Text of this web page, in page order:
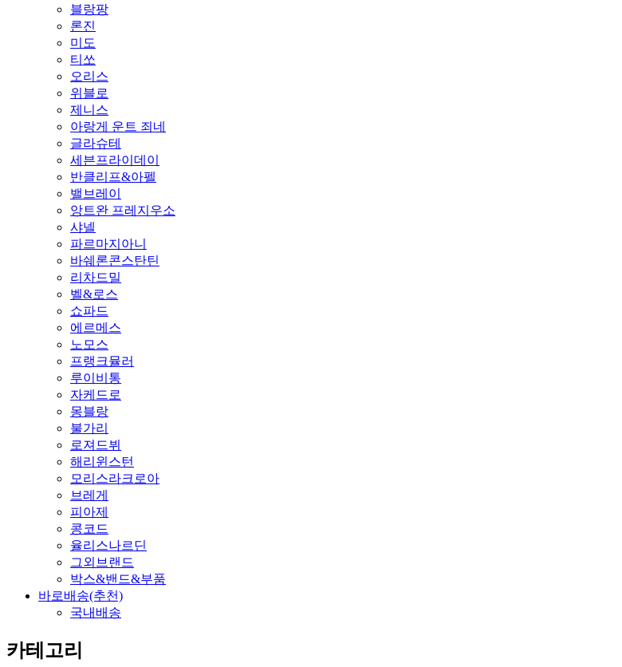
블랑팡
론진
미도
티쏘
오리스
위블로
제니스
아랑게 운트 죄네
글라슈테
세븐프라이데이
반클리프&아펠
밸브레이
앙트완 프레지우소
샤넬
파르마지아니
바쉐론콘스탄틴
리차드밀
벨&로스
쇼파드
에르메스
노모스
프랭크뮬러
루이비통
자케드로
몽블랑
불가리
로져드뷔
해리윈스턴
모리스라크로아
브레게
피아제
콩코드
율리스나르딘
그외브랜드
박스&밴드&부품
바로배송(추천)
국내배송
카테고리